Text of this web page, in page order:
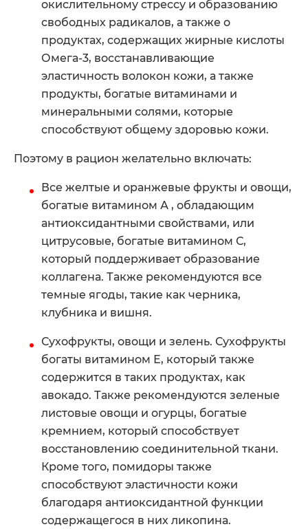
окислительному стрессу и образованию
свободных радикалов, а также о
продуктах, содержащих жирные кислоты
Омега-3, восстанавливающие
эластичность волокон кожи, а также
продукты, богатые витаминами и
минеральными солями, которые
способствуют общему здоровью кожи.
Поэтому в рацион желательно включать:
Все желтые и оранжевые фрукты и овощи,
богатые витамином А , обладающим
антиоксидантными свойствами, или
цитрусовые, богатые витамином С,
который поддерживает образование
коллагена. Также рекомендуются все
темные ягоды, такие как черника,
клубника и вишня.
Сухофрукты, овощи и зелень. Сухофрукты
богаты витамином Е, который также
содержится в таких продуктах, как
авокадо. Также рекомендуются зеленые
листовые овощи и огурцы, богатые
кремнием, который способствует
восстановлению соединительной ткани.
Кроме того, помидоры также
способствуют эластичности кожи
благодаря антиоксидантной функции
содержащегося в них ликопина.